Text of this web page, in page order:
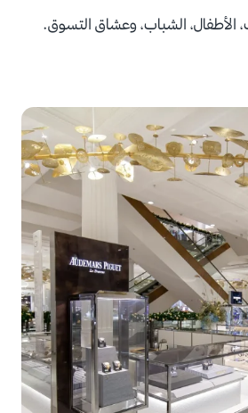
الأطفال، الشباب، وعشاق التسوق.